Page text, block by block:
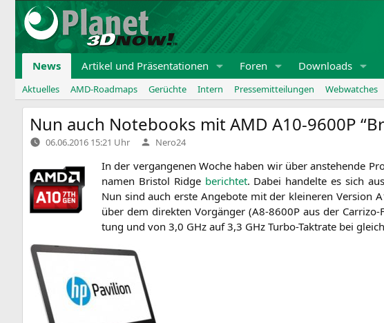
Zum
Inhalt
springen
News Artikel und Präsentationen Foren Downloads
Aktuelles AMD-Roadmaps Gerüchte Intern Pressemitteilungen Webwatches
Nun auch Notebooks mitAMD A10-9600P
06.06.2016 15:21 Uhr Verfasst
von
Nero24
In der ver­gan­ge­nen Woche haben wir über anste­hen­de
na­men Bris­tol Ridge berich­tet. Dabei han­del­te es sich
Nun sind auch ers­te Ange­bo­te mit der klei­ne­ren Ver­si­on
über dem direk­ten Vor­gän­ger (A8-8600Paus der Car­ri­zo-
tung und von 3,0 GHz auf 3,3 GHz Tur­bo-Takt­ra­te bei